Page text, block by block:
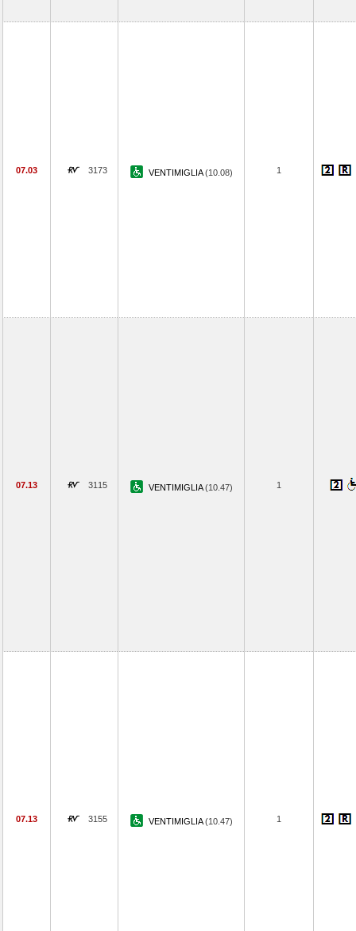
07.03 3173 VENTIMIGLIA(10.08) 1
07.13 3115 VENTIMIGLIA(10.47) 1
07.13 3155 VENTIMIGLIA(10.47) 1